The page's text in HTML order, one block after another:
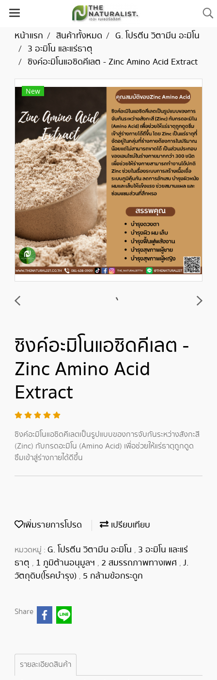
หน้าแรก สินค้าทั้งหมด
G. โปรตีน วิตามีน อะมิโน
3 อะมิโน และแร่ธาตุ
ซิงค์อะมิโนแอซิดคีเลต - Zinc Amino Acid Extract
New
ซิงค์อะมิโนแอซิดคีเลต -
Zinc Amino Acid
Extract
ซิงค์อะมิโนแอซิดคีเลตเป็นรูปแบบของการจับกันระหว่างสังกะสี
(Zinc) กับกรดอะมิโน (Amino Acid) เพื่อช่วยให้แร่ธาตุถูกดูด
ซึมเข้าสู่ร่างกายได้ดีขึ้น
เพิ่มรายการโปรด เปรียบเทียบ
หมวดหมู่ : G. โปรตีน วิตามีน อะมิโน , 3 อะมิโน และแร่
ธาตุ , 1 ภูมิต้านอนุมูลฯ , 2 สมรรถภาพทางเพศ , J.
วัตถุดิบ(โรคบำรุง) , 5 กล้ามข้อกระดูก
Share
รายละเอียดสินค้า